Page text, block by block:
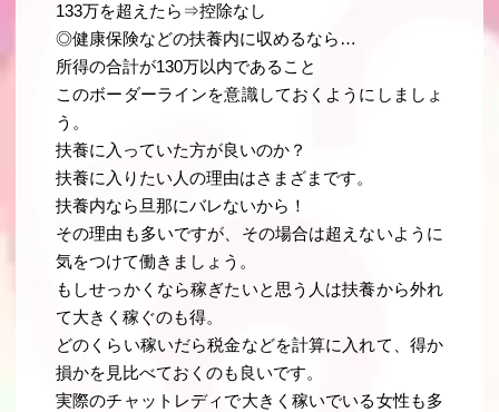
133万を超えたら⇒控除なし
◎健康保険などの扶養内に収めるなら…
所得の合計が130万以内であること
このボーダーラインを意識しておくようにしましょ
う。
扶養に入っていた方が良いのか？
扶養に入りたい人の理由はさまざまです。
扶養内なら旦那にバレないから！
その理由も多いですが、その場合は超えないように
気をつけて働きましょう。
もしせっかくなら稼ぎたいと思う人は扶養から外れ
て大きく稼ぐのも得。
どのくらい稼いだら税金などを計算に入れて、得か
損かを見比べておくのも良いです。
実際のチャットレディで大きく稼いでいる女性も多